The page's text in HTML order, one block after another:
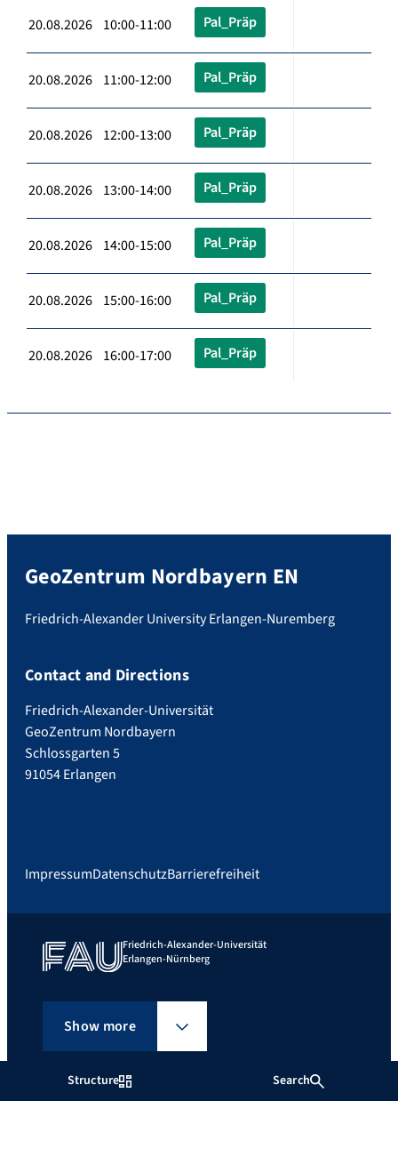
Structure Search
20.08.2026 10:00-11:00 Pal_Präp
20.08.2026 11:00-12:00 Pal_Präp
20.08.2026 12:00-13:00 Pal_Präp
20.08.2026 13:00-14:00 Pal_Präp
20.08.2026 14:00-15:00 Pal_Präp
20.08.2026 15:00-16:00 Pal_Präp
20.08.2026 16:00-17:00 Pal_Präp
GeoZentrum Nordbayern EN
Friedrich-Alexander University Erlangen-Nuremberg
Contact and Directions
Friedrich-Alexander-Universität
GeoZentrum Nordbayern
Schlossgarten 5
91054 Erlangen
ImpressumDatenschutzBarrierefreiheit
Friedrich-Alexander-Universität
Erlangen-Nürnberg
Show more